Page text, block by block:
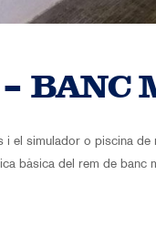
BANC
i el simulador o piscina de
bàsica del rem de banc